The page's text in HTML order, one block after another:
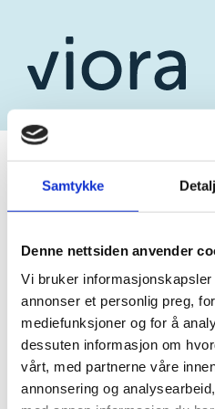
Samtykke
Denne nettsiden anvender
Vi bruker
annonser et personlig preg,
mediefunksjoner og for å
dessuten informasjon om
vårt, med partnerne våre
annonsering og